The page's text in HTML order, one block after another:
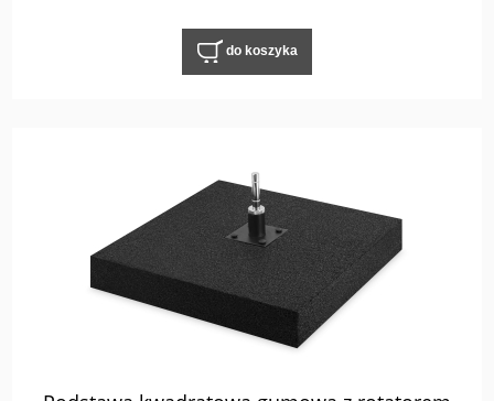
do koszyka